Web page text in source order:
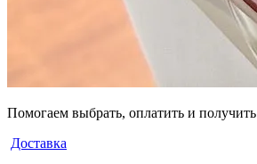
Помогаем выбрать, оплатить и получить
Доставка